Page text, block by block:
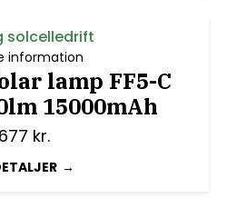
solcelledrift
lamp FF5-C
15000mAh
677 kr.
information